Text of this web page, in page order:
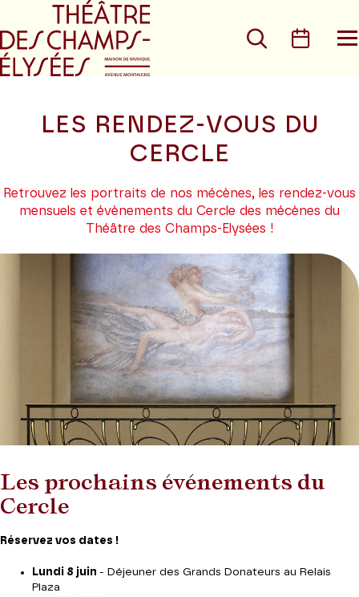
Aller au menu principal
Rechercher
LES RENDEZ-VOUS DU
CERCLE
Retrouvez les portraits de nos mécènes, les rendez-vous
mensuels et évènements du Cercle des mécènes du
Théâtre des Champs-Elysées !
Les prochains événements du
Cercle
Réservez vos dates !
Lundi 8 juin - Déjeuner des Grands Donateurs au Relais
Plaza